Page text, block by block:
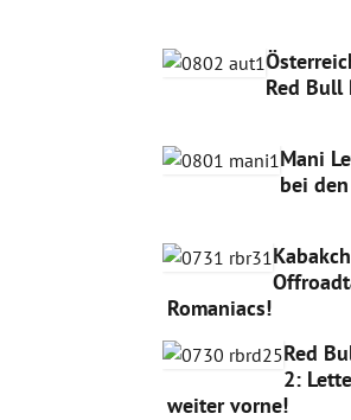
Red Bull
Mani
bei
Romaniacs!
Red
2:
weiter vorne!